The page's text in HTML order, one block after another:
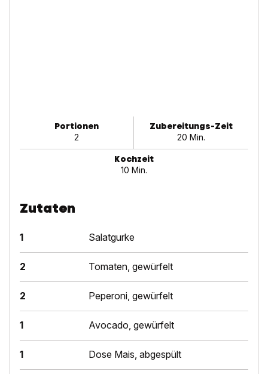
Portionen
2
Zubereitungs-Zeit
20 Min.
Kochzeit
10 Min.
Zutaten
1 Salatgurke
2 Tomaten, gewürfelt
2 Peperoni, gewürfelt
1 Avocado, gewürfelt
1 Dose Mais, abgespült